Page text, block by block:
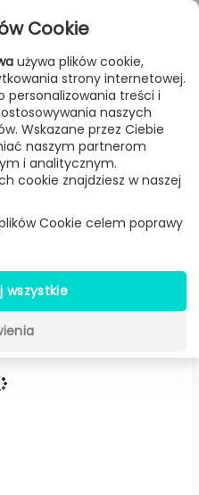
SORTOWANIE
Produkt
Delightfull
Cookie
używa plików cookie,
strony internetowej.
personalizowania treści i
naszych
Wskazane przez Ciebie
naszym partnerom
i analitycznym.
cookie znajdziesz w naszej
Cookie celem poprawy
wszystkie